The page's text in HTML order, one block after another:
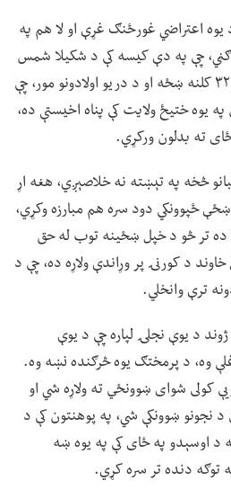
اعتراضي غورځنګ غړې او لا هم په
ګڼي، چې په دې کیسه کې د شکیلا شمس
په مستعار نوم وپېژندل شي. ۳۲ کلنه ښځه او د دریو اولادونو مور، چې
یوه ختیځ ولایت کې پناه اخیستې ده،
ته بدلون ورکړي.
څخه په تېښته نه خلاصېږي، هغه اړ
ځپوونکي دود سره هم مبارزه وکړي،
ده تر څو د خپل ښځینه توب له حق
د کورنۍ پر وړاندې ولاړه ده، چې د
ترې وانخلي.
د یوې نجلۍ لپاره چې د یوې
وه، د پرمختګ یوه څرګنده نښه وه.
کولی شوای ښوونځي ته ولاړه شي او
ښوونکې شي، په پوهنتون کې د
د اوسېدو په ځای کې په یوه ښه
توګه دنده تر سره کړي.